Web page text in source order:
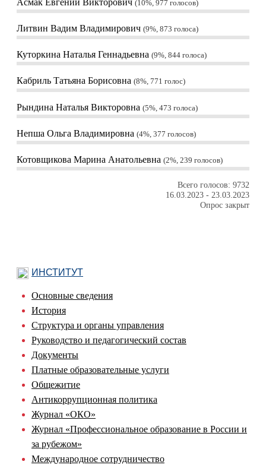
10%, 977 голосов
Литвин Вадим Владимирович 9%, 873 голоса
Куторкина Наталья Геннадьевна 9%, 844 голоса
Кабриль Татьяна Борисовна 8%, 771 голос
Рындина Наталья Викторовна 5%, 473 голоса
Непша Ольга Владимировна 4%, 377 голосов
Котовщикова Марина Анатольевна 2%, 239 голосов
Всего голосов: 9732
16.03.2023 - 23.03.2023
Опрос закрыт
ИНСТИТУТ
Основные сведения
История
Структура и органы управления
Руководство и педагогический состав
Документы
Платные образовательные услуги
Общежитие
Антикоррупционная политика
Журнал «ОКО»
Журнал «Профессиональное образование в России и
за рубежом»
Международное сотрудничество